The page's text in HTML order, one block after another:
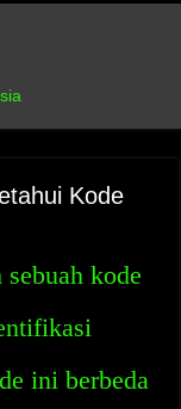
Kode
kode
ini berbeda